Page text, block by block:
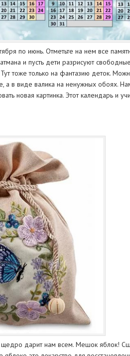
по июнь. Отметьте на нем все
и пусть дети разрисуют
тоже только на фантазию деток.
а в виде валика на ненужных обоях.
новая картинка. Этот календарь и
дарит нам всем. Мешок яблок!